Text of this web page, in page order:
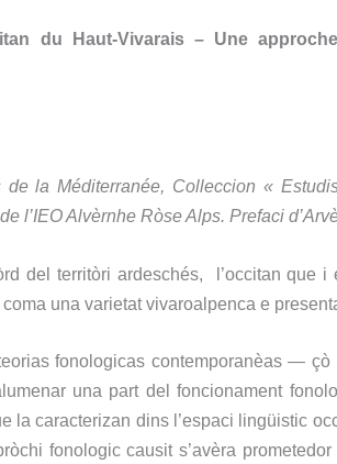
du Haut-Vivarais – Une
de la Méditerranée, Colleccion «
de l’IEO Alvèrnhe Ròse Alps. Prefaci
del territòri ardeschés, l’occitan que
coma una varietat vivaroalpenca e
fonologicas contemporanèas —
una part del foncionament
lacaracterizan dins l’espaci lingüistic
fonologic causit s’avèra prometedor